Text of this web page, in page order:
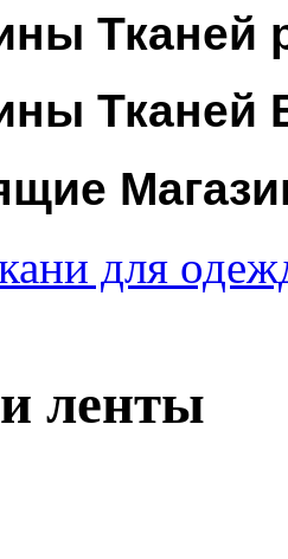
Тканей
Тканей
для
ленты